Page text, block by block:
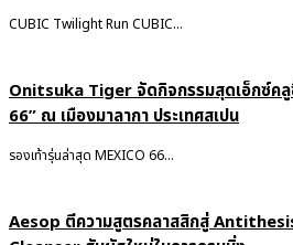
CUBIC Twilight Run CUBIC...
Onitsuka Tiger จัดกิจกรรมสุดเอ็กซ์ค
66” ณ เมืองมาลากา ประเทศสเปน
รองเท้ารุ่นล่าสุด MEXICO 66...
Aesop ตีความสูตรคลาสสิกสู่